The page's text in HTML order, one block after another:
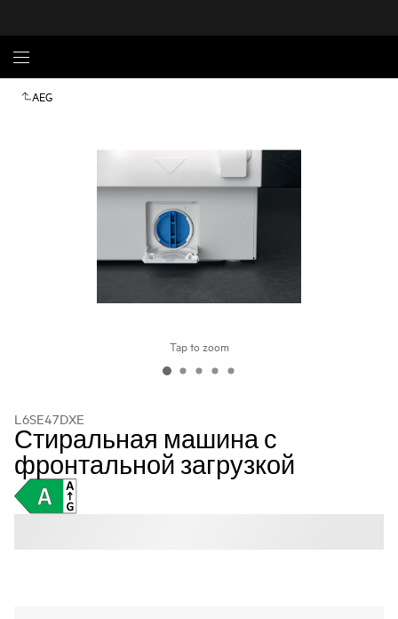
AEG
Tap to zoom
L6SE47DXE
Стиральная машина с
фронтальной загрузкой